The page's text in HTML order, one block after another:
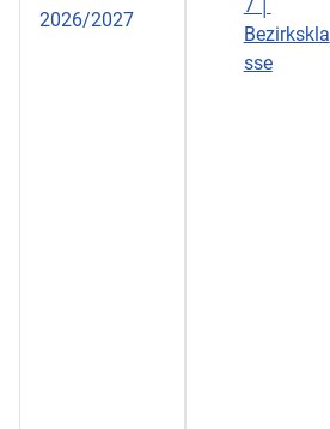
2026/2027
7 │
Bezirkskla
sse